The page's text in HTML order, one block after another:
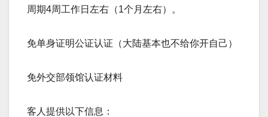
周期4周工作日左右（1个月左右）。
免单身证明公证认证（大陆基本也不给你开自己）
免外交部领馆认证材料
客人提供以下信息：